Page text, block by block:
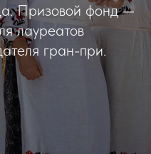
Призовой фонд —
лауреатов
гран-при.